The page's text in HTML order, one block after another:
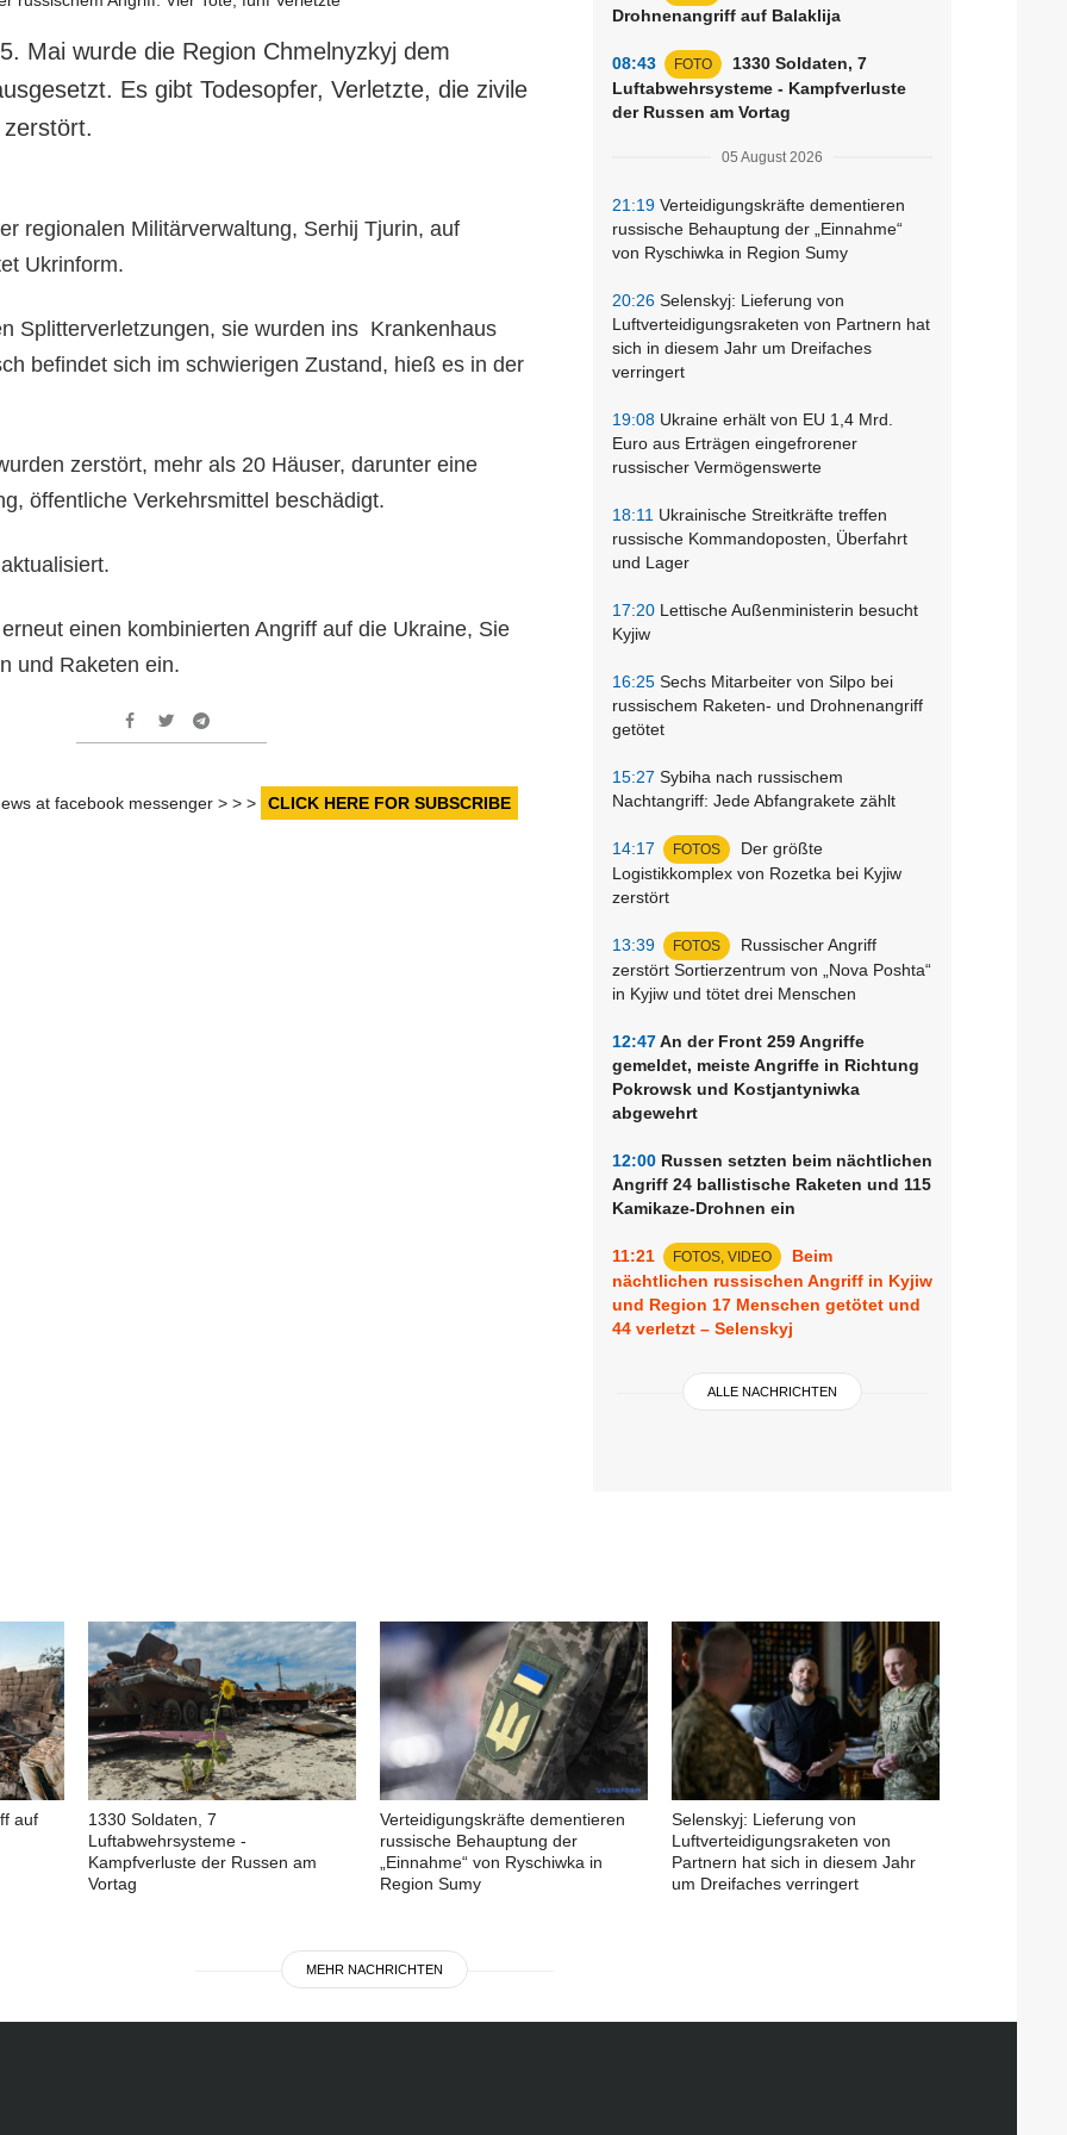
Drohnenangriff auf Balaklija
08:43 FOTO
1330 Soldaten, 7
Luftabwehrsysteme - Kampfverluste
der Russen am Vortag
05 August 2026
21:19 Verteidigungskräfte dementieren
russische Behauptung der „Einnahme“
von Ryschiwka in Region Sumy
20:26 Selenskyj: Lieferung von
Luftverteidigungsraketen von Partnern hat
sich in diesem Jahr um Dreifaches
verringert
19:08 Ukraine erhält von EU 1,4 Mrd.
Euro aus Erträgen eingefrorener
russischer Vermögenswerte
18:11 Ukrainische Streitkräfte treffen
russische Kommandoposten, Überfahrt
und Lager
17:20 Lettische Außenministerin besucht
Kyjiw
16:25 Sechs Mitarbeiter von Silpo bei
russischem Raketen- und Drohnenangriff
getötet
15:27 Sybiha nach russischem
Nachtangriff: Jede Abfangrakete zählt
14:17 FOTOS
Der größte
Logistikkomplex von Rozetka bei Kyjiw
zerstört
13:39 FOTOS
Russischer Angriff
zerstört Sortierzentrum von „Nova Poshta“
in Kyjiw und tötet drei Menschen
12:47An der Front 259 Angriffe
gemeldet, meiste Angriffe in Richtung
Pokrowsk und Kostjantyniwka
abgewehrt
12:00 Russen setzten beim nächtlichen
Angriff 24 ballistische Raketen und 115
Kamikaze-Drohnen ein
11:21 FOTOS, VIDEO
Beim
nächtlichen russischen Angriff in Kyjiw
und Region 17 Menschen getötet und
44 verletzt – Selenskyj
ALLE NACHRICHTEN
Mai wurde die Region Chmelnyzkyj dem
Es gibt Todesopfer, Verletzte, die zivile
regionalen Militärverwaltung, Serhij Tjurin, auf
Ukrinform.
Splitterverletzungen, sie wurden ins Krankenhaus
befindet sich im schwierigen Zustand, hieß es in der
zerstört, mehr als 20 Häuser, darunter eine
öffentliche Verkehrsmittel beschädigt.
einen kombinierten Angriff auf die Ukraine, Sie
und Raketen ein.
at facebook messenger > > > CLICK HERE FOR SUBSCRIBE
auf
1330 Soldaten, 7
Luftabwehrsysteme -
Kampfverluste der Russen am
Vortag
Verteidigungskräfte dementieren
russische Behauptung der
„Einnahme“ von Ryschiwka in
Region Sumy
Selenskyj: Lieferung von
Luftverteidigungsraketen von
Partnern hat sich in diesem Jahr
um Dreifaches verringert
MEHR NACHRICHTEN